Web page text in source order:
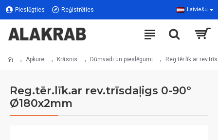
Pieslēgties Reģistrēties Latviešu
Apkure Krāsnis Dūmvadi un pieslēgumi Reg.tēr.līk.ar
Reg.tēr.līk.ar rev.trīsdaļigs 0-90º
Ø180x2mm